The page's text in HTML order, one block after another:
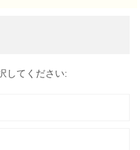
してください: